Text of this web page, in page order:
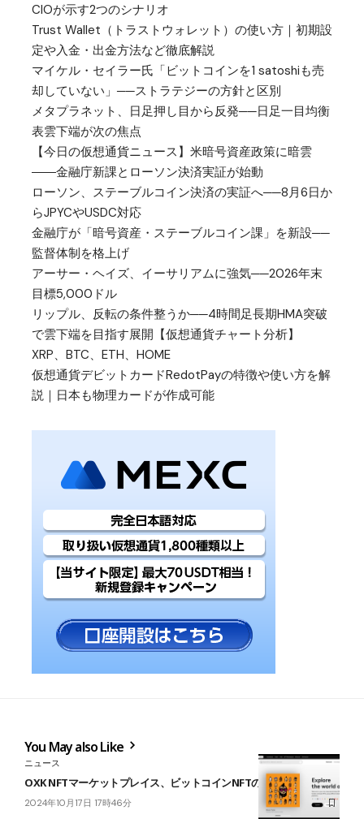
CIOが示す2つのシナリオ
Trust Wallet（トラストウォレット）の使い方｜初期設
定や入金・出金方法など徹底解説
マイケル・セイラー氏「ビットコインを1 satoshiも売
却していない」──ストラテジーの方針と区別
メタプラネット、日足押し目から反発──日足一目均衡
表雲下端が次の焦点
【今日の仮想通貨ニュース】米暗号資産政策に暗雲
――金融庁新課とローソン決済実証が始動
ローソン、ステーブルコイン決済の実証へ──8月6日か
らJPYCやUSDC対応
金融庁が「暗号資産・ステーブルコイン課」を新設──
監督体制を格上げ
アーサー・ヘイズ、イーサリアムに強気──2026年末
目標5,000ドル
リップル、反転の条件整うか──4時間足長期HMA突破
で雲下端を目指す展開【仮想通貨チャート分析】
XRP、BTC、ETH、HOME
仮想通貨デビットカードRedotPayの特徴や使い方を解
説｜日本も物理カードが作成可能
You May also Like
ニュース
OXK NFTマーケットプレイス、ビットコインNFTの取り扱い開始
2024年10月17日 17時46分